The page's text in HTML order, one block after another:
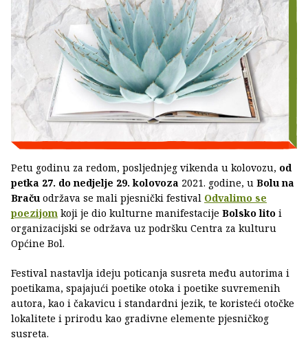
Petu godinu za redom, posljednjeg vikenda u kolovozu, od
petka 27. do nedjelje 29. kolovoza 2021. godine, u Bolu na
Braču održava se mali pjesnički festival Odvalimo se
poezijom koji je dio kulturne manifestacije Bolsko lito i
organizacijski se održava uz podršku Centra za kulturu
Općine Bol.
Festival nastavlja ideju poticanja susreta među autorima i
poetikama, spajajući poetike otoka i poetike suvremenih
autora, kao i čakavicu i standardni jezik, te koristeći otočke
lokalitete i prirodu kao gradivne elemente pjesničkog
susreta.